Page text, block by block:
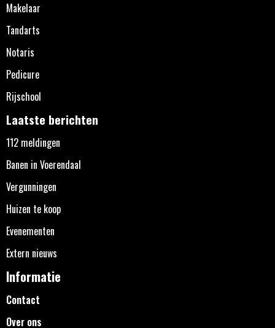
Makelaar
Tandarts
Notaris
Pedicure
Rijschool
Laatste berichten
112 meldingen
Banen in Voerendaal
Vergunningen
Huizen te koop
Evenementen
Extern nieuws
Informatie
Contact
Over ons